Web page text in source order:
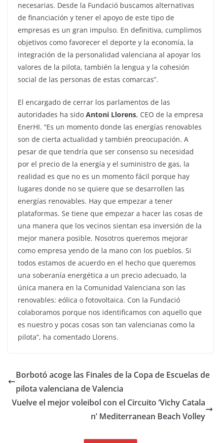
necesarias. Desde la Fundació buscamos alternativas
de financiación y tener el apoyo de este tipo de
empresas es un gran impulso. En definitiva, cumplimos
objetivos como favorecer el deporte y la economía, la
integración de la personalidad valenciana al apoyar los
valores de la pilota, también la lengua y la cohesión
social de las personas de estas comarcas”.
El encargado de cerrar los parlamentos de las
autoridades ha sido Antoni Llorens, CEO de la empresa
EnerHI. “Es un momento donde las energías renovables
son de cierta actualidad y también preocupación. A
pesar de que tendría que ser consenso su necesidad
por el precio de la energía y el suministro de gas, la
realidad es que no es un momento fácil porque hay
lugares donde no se quiere que se desarrollen las
energías renovables. Hay que empezar a tener
plataformas. Se tiene que empezar a hacer las cosas de
una manera que los vecinos sientan esa inversión de la
mejor manera posible. Nosotros queremos mejorar
como empresa yendo de la mano con los pueblos. Si
todos estamos de acuerdo en el hecho que queremos
una soberanía energética a un precio adecuado, la
única manera en la Comunidad Valenciana son las
renovables: eólica o fotovoltaica. Con la Fundació
colaboramos porque nos identificamos con aquello que
es nuestro y pocas cosas son tan valencianas como la
pilota”, ha comentado Llorens.
Borbotó acoge las Finales de la Copa de Escuelas de
pilota valenciana de Valencia
Vuelve el mejor voleibol con el Circuito ‘Vichy Catala
n’ Mediterranean Beach Volley